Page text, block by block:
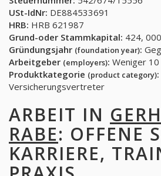
USt-IdNr: DE884533691
HRB: HRB 621987
Grund-oder Stammkapital: 424,
Gründungsjahr (foundation year):
Arbeitgeber (employers): Weniger 10
Produktkategorie (product category):
Versicherungsvertreter
ARBEIT IN
RABE: OFFENE
KARRIERE,